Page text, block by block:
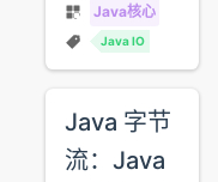
Java核心
Java IO
Java 字节
流：Java